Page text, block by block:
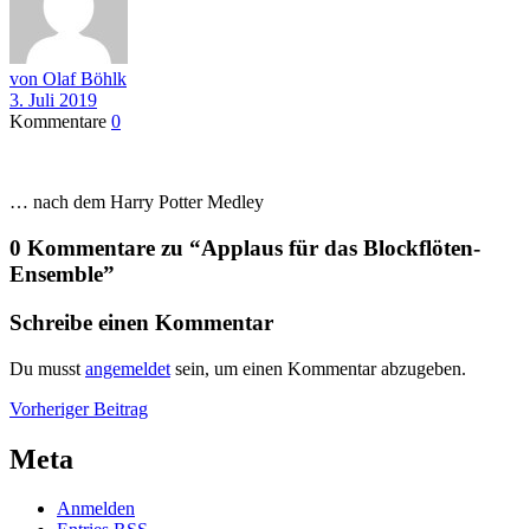
von Olaf Böhlk
3. Juli 2019
Kommentare 0
… nach dem Harry Potter Medley
0 Kommentare zu “Applaus für das Blockflöten-
Ensemble”
Schreibe einen Kommentar
Du musst angemeldet sein, um einen Kommentar abzugeben.
Beitragsnavigation
Vorheriger BeitragVorheriger
Meta
Anmelden